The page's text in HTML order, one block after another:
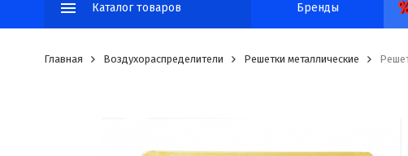
Каталог товаров Бренды
Главная Воздухораспределители Решетки металлические